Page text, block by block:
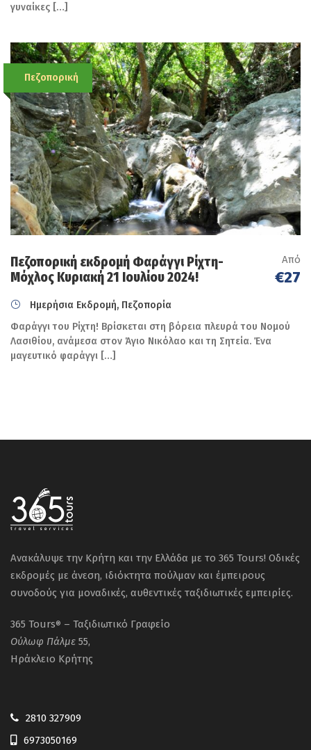
γυναίκες […]
Πεζοπορική
Πεζοπορική εκδρομή Φαράγγι Ρίχτη-
Μόχλος Κυριακή 21 Ιουλίου 2024!
Από
€27
Ημερήσια Εκδρομή, Πεζοπορία
Φαράγγι του Ρίχτη! Βρίσκεται στη βόρεια πλευρά του Νομού
Λασιθίου, ανάμεσα στον Άγιο Νικόλαο και τη Σητεία. Ένα
μαγευτικό φαράγγι […]
Ανακάλυψε την Κρήτη και την Ελλάδα με το 365 Tours! Οδικές
εκδρομές με άνεση, ιδιόκτητα πούλμαν και έμπειρους
συνοδούς για μοναδικές, αυθεντικές ταξιδιωτικές εμπειρίες.
365 Tours® – Ταξιδιωτικό Γραφείο
Ούλωφ Πάλμε 55,
Ηράκλειο Κρήτης
2810 327909
6973050169